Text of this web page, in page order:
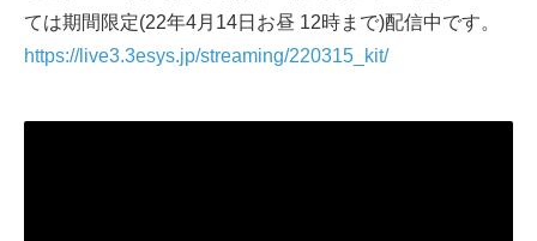
ては期間限定(22年4月14日お昼 12時まで)配信中です。
https://live3.3esys.jp/streaming/220315_kit/